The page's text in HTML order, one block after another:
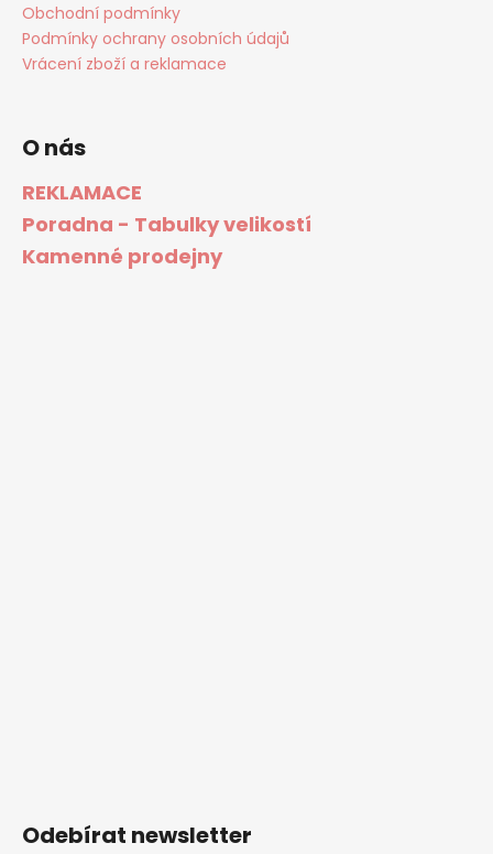
Obchodní podmínky
Podmínky ochrany osobních údajů
Vrácení zboží a reklamace
O nás
REKLAMACE
Poradna - Tabulky velikostí
Kamenné prodejny
Odebírat newsletter